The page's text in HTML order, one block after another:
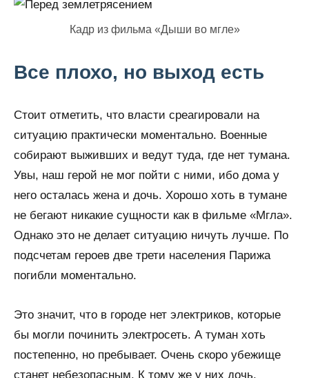
Кадр из фильма «Дыши во мгле»
Все плохо, но выход есть
Стоит отметить, что власти среагировали на
ситуацию практически моментально. Военные
собирают выживших и ведут туда, где нет тумана.
Увы, наш герой не мог пойти с ними, ибо дома у
него осталась жена и дочь. Хорошо хоть в тумане
не бегают никакие сущности как в фильме «Мгла».
Однако это не делает ситуацию ничуть лучше. По
подсчетам героев две трети населения Парижа
погибли моментально.
Это значит, что в городе нет электриков, которые
бы могли починить электросеть. А туман хоть
постепенно, но пребывает. Очень скоро убежище
станет небезопасным. К тому же у них дочь,